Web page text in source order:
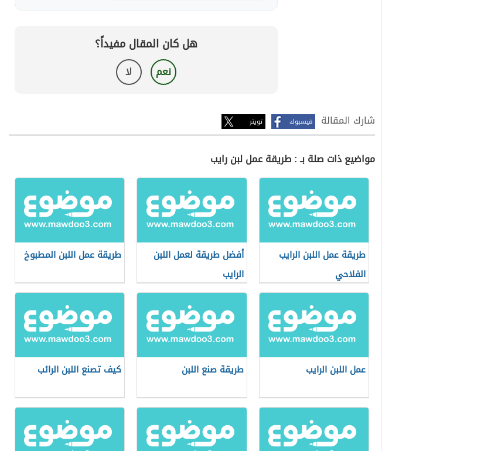
هل كان المقال مفيداً؟
نعم لا
شارك المقالة فيسبوك تويتر
مواضيع ذات صلة بـ : طريقة عمل لبن رايب
طريقة عمل اللبن الرايب
الفلاحي
أفضل طريقة لعمل اللبن
الرايب
طريقة عمل اللبن المطبوخ
عمل اللبن الرايب طريقة صنع اللبن كيف تصنع اللبن الرائب